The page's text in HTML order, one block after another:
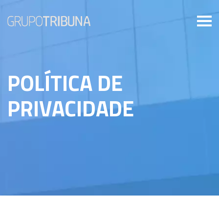
POLÍTICA DE
PRIVACIDADE